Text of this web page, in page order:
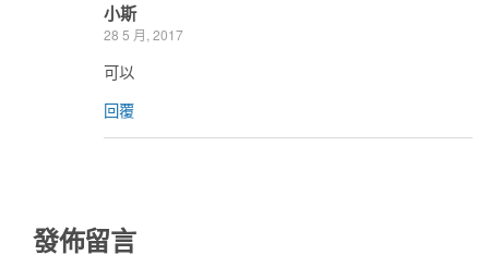
小斯
28 5 月, 2017
可以
回覆
發佈留言